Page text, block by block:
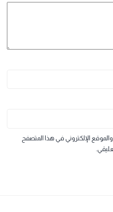
الحقول الإلزامية مشار إليها بـ*